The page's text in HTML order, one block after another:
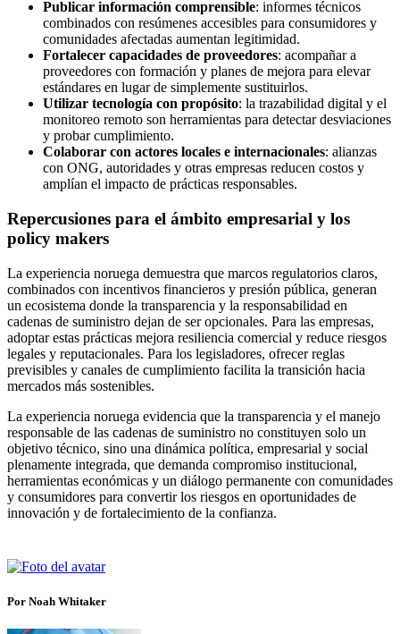
Publicar información comprensible: informes técnicos
combinados con resúmenes accesibles para consumidores y
comunidades afectadas aumentan legitimidad.
Fortalecer capacidades de proveedores: acompañar a
proveedores con formación y planes de mejora para elevar
estándares en lugar de simplemente sustituirlos.
Utilizar tecnología con propósito: la trazabilidad digital y el
monitoreo remoto son herramientas para detectar desviaciones
y probar cumplimiento.
Colaborar con actores locales e internacionales: alianzas
con ONG, autoridades y otras empresas reducen costos y
amplían el impacto de prácticas responsables.
Repercusiones para el ámbito empresarial y los
policy makers
La experiencia noruega demuestra que marcos regulatorios claros,
combinados con incentivos financieros y presión pública, generan
un ecosistema donde la transparencia y la responsabilidad en
cadenas de suministro dejan de ser opcionales. Para las empresas,
adoptar estas prácticas mejora resiliencia comercial y reduce riesgos
legales y reputacionales. Para los legisladores, ofrecer reglas
previsibles y canales de cumplimiento facilita la transición hacia
mercados más sostenibles.
La experiencia noruega evidencia que la transparencia y el manejo
responsable de las cadenas de suministro no constituyen solo un
objetivo técnico, sino una dinámica política, empresarial y social
plenamente integrada, que demanda compromiso institucional,
herramientas económicas y un diálogo permanente con comunidades
y consumidores para convertir los riesgos en oportunidades de
innovación y de fortalecimiento de la confianza.
Por Noah Whitaker